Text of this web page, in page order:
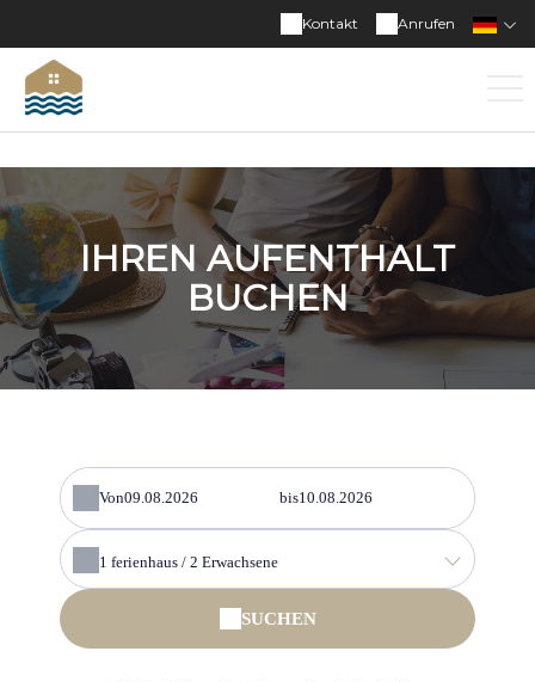
Anrufen
Kontakt
IHREN AUFENTHALT
BUCHEN
Von bis
1 ferienhaus / 2 Erwachsene
SUCHEN